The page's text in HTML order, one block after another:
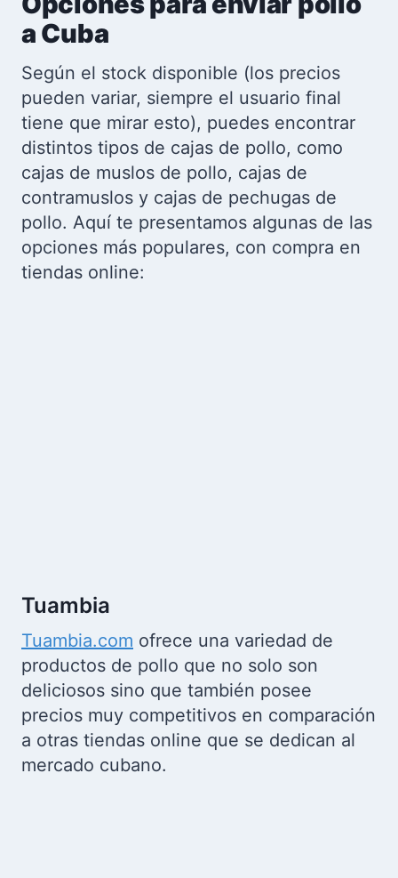
a Cuba
Según el stock disponible (los precios
pueden variar, siempre el usuario final
tiene que mirar esto), puedes encontrar
distintos tipos de cajas de pollo, como
cajas de muslos de pollo, cajas de
contramuslos y cajas de pechugas de
pollo. Aquí te presentamos algunas de las
opciones más populares, con compra en
tiendas online:
Tuambia
Tuambia.com ofrece una variedad de
productos de pollo que no solo son
deliciosos sino que también posee
precios muy competitivos en comparación
a otras tiendas online que se dedican al
mercado cubano.